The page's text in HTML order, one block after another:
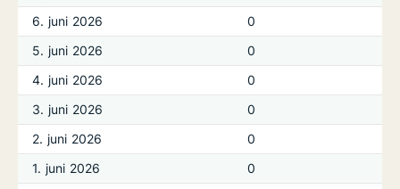
6. juni 2026
0
5. juni 2026
0
4. juni 2026
0
3. juni 2026
0
2. juni 2026
0
1. juni 2026
0